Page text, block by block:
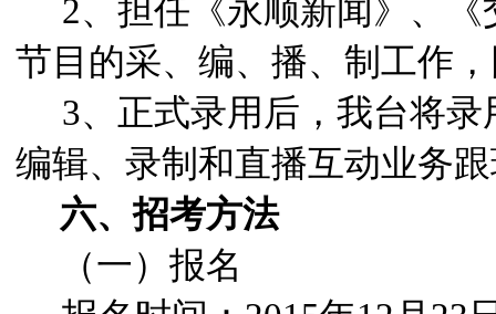
2、担任《永顺新闻》、
节目的采、编、播、制工作
3、正式录用后，我台将
编辑、录制和直播互动业务
六、招考方法
（一）报名